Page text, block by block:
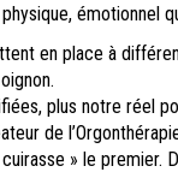
émotionnel
en place à
plus notre réel
de
» le premier.